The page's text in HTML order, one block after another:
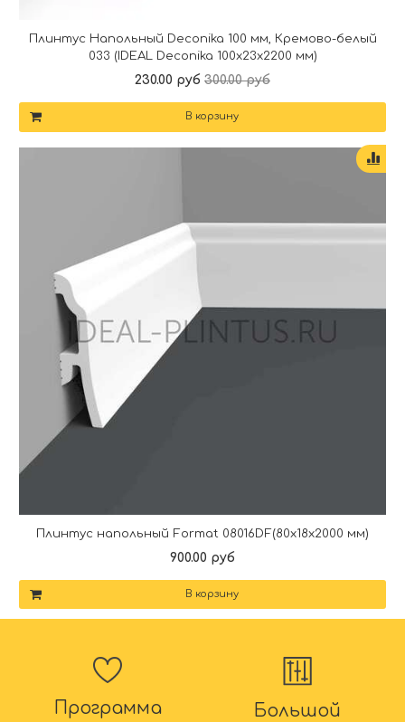
Плинтус Напольный Deconika 100 мм, Кремово-белый
033 (IDEAL Deconika 100х23х2200 мм)
230.00 руб 300.00 руб
В корзину
Плинтус напольный Format 08016DF(80x18x2000 мм)
900.00 руб
В корзину
Программа
Большой